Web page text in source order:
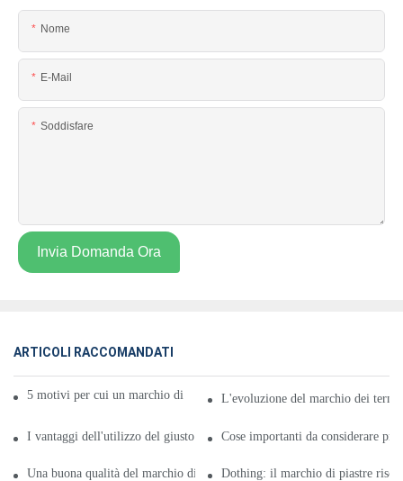
Nome
E-Mail
Soddisfare
Invia Domanda Ora
ARTICOLI RACCOMANDATI
5 motivi per cui un marchio di piastre riscaldanti è buono per te
L'evoluzione del marchio dei
I vantaggi dell'utilizzo del giusto marchio di piastre riscaldanti
Cose importanti da considerare
Una buona qualità del marchio di piastre riscaldantiDothing: il marchio di piastre